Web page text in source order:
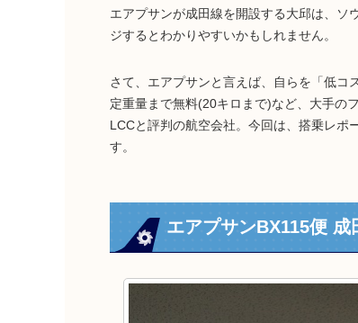
エアプサンが成田線を開設する大邱は、ソ
ジするとわかりやすいかもしれません。
さて、エアプサンと言えば、自らを「低コ
定重量まで無料(20キロまで)など、大手の
LCCと評判の航空会社。今回は、搭乗レポ
す。
エアプサンBX115便